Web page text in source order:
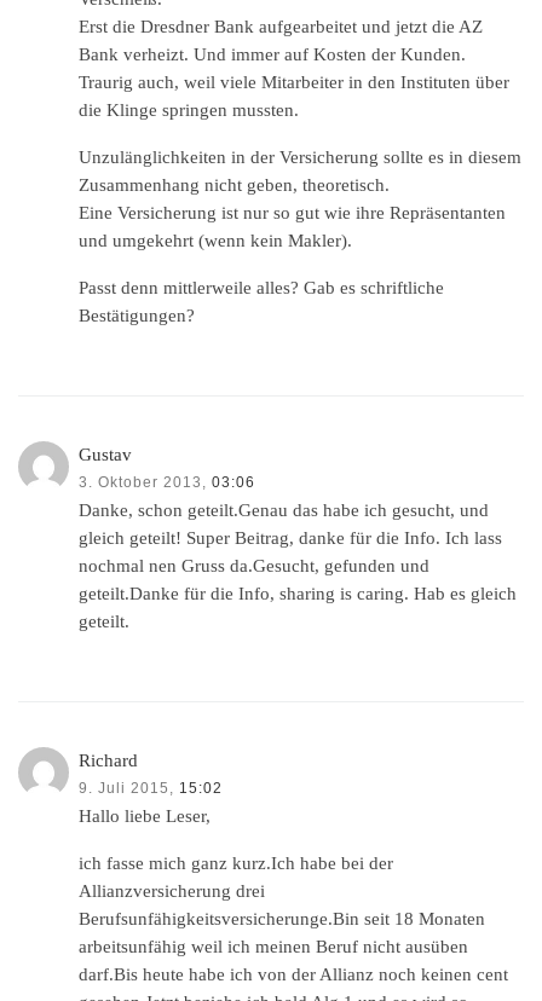
Erst die Dresdner Bank aufgearbeitet und jetzt die AZ
Bank verheizt. Und immer auf Kosten der Kunden.
Traurig auch, weil viele Mitarbeiter in den Instituten über
die Klinge springen mussten.
Unzulänglichkeiten in der Versicherung sollte es in diesem
Zusammenhang nicht geben, theoretisch.
Eine Versicherung ist nur so gut wie ihre Repräsentanten
und umgekehrt (wenn kein Makler).
Passt denn mittlerweile alles? Gab es schriftliche
Bestätigungen?
Gustav
3. Oktober 2013, 03:06
Danke, schon geteilt.Genau das habe ich gesucht, und
gleich geteilt! Super Beitrag, danke für die Info. Ich lass
nochmal nen Gruss da.Gesucht, gefunden und
geteilt.Danke für die Info, sharing is caring. Hab es gleich
geteilt.
Richard
9. Juli 2015, 15:02
Hallo liebe Leser,
ich fasse mich ganz kurz.Ich habe bei der
Allianzversicherung drei
Berufsunfähigkeitsversicherunge.Bin seit 18 Monaten
arbeitsunfähig weil ich meinen Beruf nicht ausüben
darf.Bis heute habe ich von der Allianz noch keinen cent